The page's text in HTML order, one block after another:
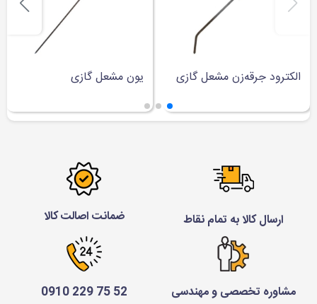
الکترود جرقه‌زن مشعل گازی یون مشعل گازی
ارسال کالا به تمام نقاط ضمانت اصالت کالا
مشاوره تخصصی و مهندسی 52 75 229 0910